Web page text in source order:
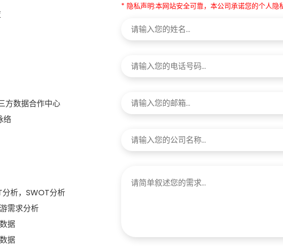
方数据合作中心
络
析，SWOT分析
需求分析
据
据
* 隐私声明:本网站安全可靠，本公司承诺您的个人隐